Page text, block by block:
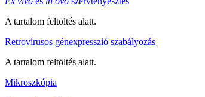
A tartalom feltöltés alatt.
Retrovírusos génexpresszió szabályozás
A tartalom feltöltés alatt.
Mikroszkópia